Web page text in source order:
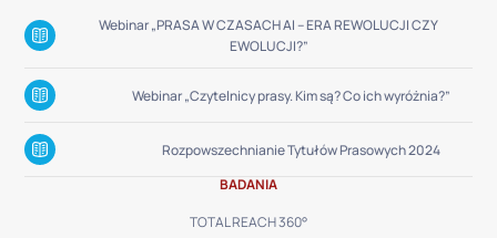
Webinar „PRASA W CZASACH AI – ERA REWOLUCJI CZY
EWOLUCJI?”
Webinar „Czytelnicy prasy. Kim są? Co ich wyróżnia?”
Rozpowszechnianie Tytułów Prasowych 2024
BADANIA
TOTAL REACH 360°